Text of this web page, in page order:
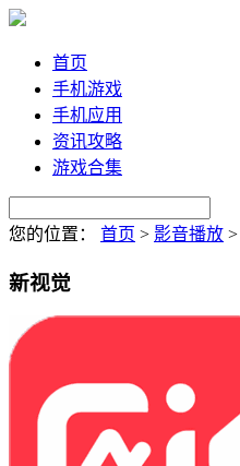
首页
手机游戏
手机应用
资讯攻略
游戏合集
您的位置： 首页 > 影音播放 >
新视觉